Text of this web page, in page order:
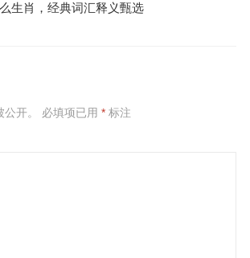
生肖，经典词汇释义甄选
开。 必填项已用 *标注